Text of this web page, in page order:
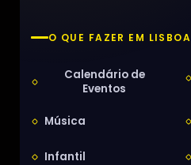
O QUE FAZER EM LISBOA
Calendário de
Eventos
Música
Infantil